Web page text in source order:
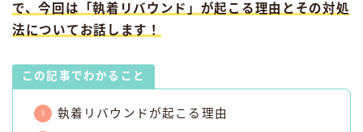
で、今回は「執着リバウンド」が起こる理由とその対処
法についてお話します！
この記事でわかること
執着リバウンドが起こる理由